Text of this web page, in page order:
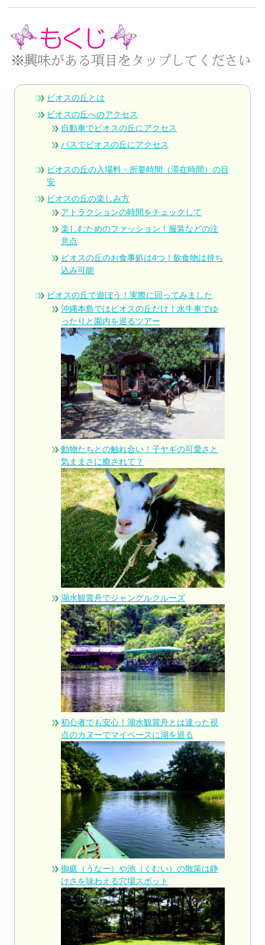
ビオスの丘とは
ビオスの丘へのアクセス
自動車でビオスの丘にアクセス
バスでビオスの丘にアクセス
ビオスの丘の入場料・所要時間（滞在時間）の目
安
ビオスの丘の楽しみ方
アトラクションの時間をチェックして
楽しむためのファッション！服装などの注
意点
ビオスの丘のお食事処は4つ！飲食物は持ち
込み可能
ビオスの丘で遊ぼう！実際に回ってみました
沖縄本島ではビオスの丘だけ！水牛車でゆ
ったりと園内を巡るツアー
動物たちとの触れ合い！子ヤギの可愛さと
気ままさに癒されて？
湖水観賞舟でジャングルクルーズ
初心者でも安心！湖水観賞舟とは違った視
点のカヌーでマイペースに湖を巡る
御庭（うなー）や池（くむい）の散策は静
けさを味わえる穴場スポット